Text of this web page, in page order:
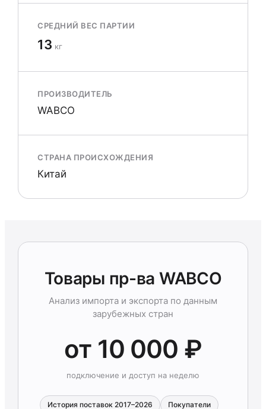
СРЕДНИЙ ВЕС ПАРТИИ
13 кг
ПРОИЗВОДИТЕЛЬ
WABCO
СТРАНА ПРОИСХОЖДЕНИЯ
Китай
Товары пр-ва WABCO
Анализ импорта и экспорта по данным
зарубежных стран
от 10 000 ₽
подключение и доступ на неделю
История поставок 2017–2026 Покупатели